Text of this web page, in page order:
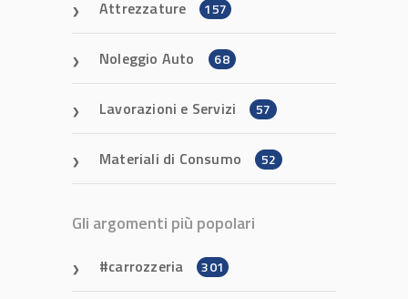
Attrezzature 157
Noleggio Auto 68
Lavorazioni e Servizi 57
Materiali di Consumo 52
Gli argomenti più popolari
carrozzeria 301